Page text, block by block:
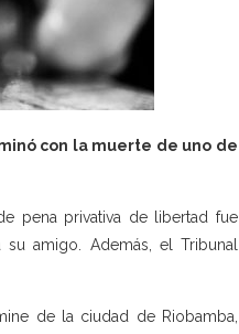
con la muerte de uno de
pena privativa de libertad fue
amigo. Además, el Tribunal
de la ciudad de Riobamba,